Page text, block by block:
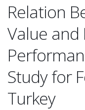
Relation
Value and
Study for
Turkey